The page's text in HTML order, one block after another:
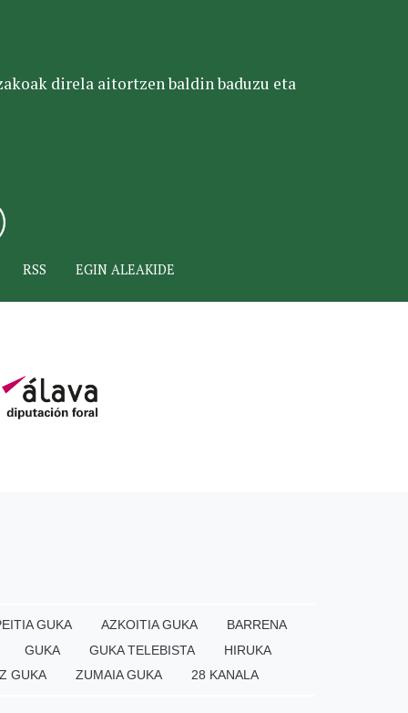
direla aitortzen baldin baduzu eta
RSS EGIN ALEAKIDE
GUKA AZKOITIA GUKA
BARRENA
GUKA
GUKA TELEBISTA
HIRUKA
GUKA
ZUMAIA GUKA 28 KANALA